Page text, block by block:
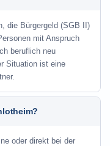
die Bürgergeld (SGB II)
mit Anspruch
beruflich neu
Situation ist eine
oder direkt bei der